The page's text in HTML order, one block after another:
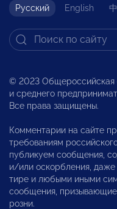
Русский English
© 2023 Общероссийская
и среднего
Все права защищены.
Комментарии на сайте
требованиям
публикуем сообщения,
и/или оскорбления, даже
тире и любыми иными
сообщения,
розни.